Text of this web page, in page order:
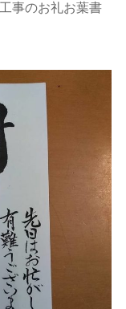
事のお礼お葉書